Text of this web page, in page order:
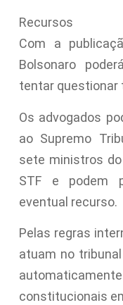
Recursos
Com a
Bolsonaro
tentar questionar
Os advogados
ao Supremo
sete ministros
STF e podem
eventual recurso.
Pelas regras
atuam no
constitucionais